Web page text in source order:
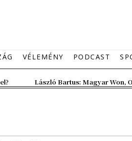
VÉLEMÉNY PODCAST
László Bartus: Magyar Won,